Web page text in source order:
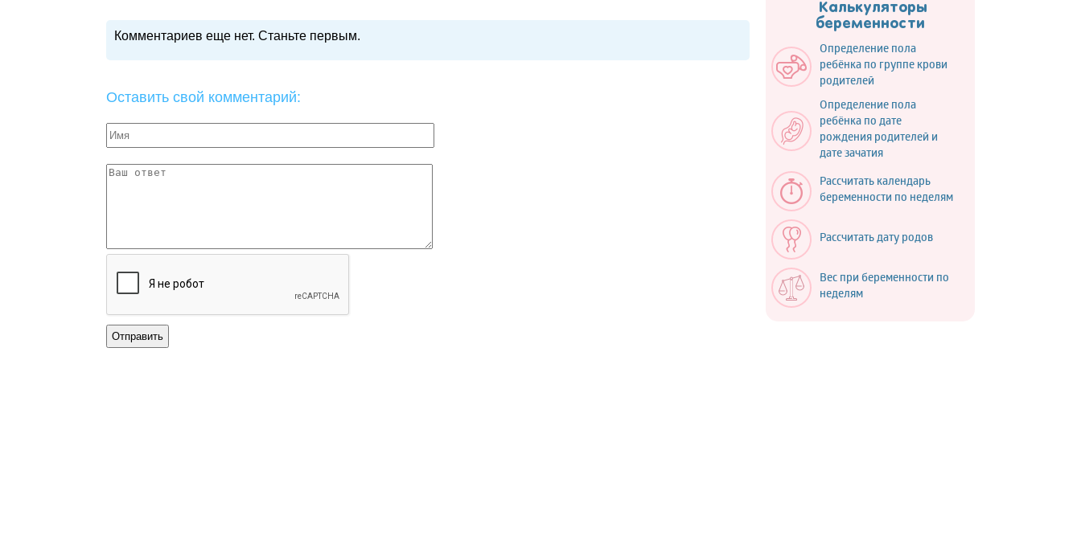
Комментариев еще нет. Станьте первым.
Оставить свой комментарий:
Калькуляторы
беременности
Определение пола
ребёнка по группе крови
родителей
Определение пола
ребёнка по дате
рождения родителей и
дате зачатия
Рассчитать календарь
беременности по неделям
Рассчитать дату родов
Вес при беременности по
неделям